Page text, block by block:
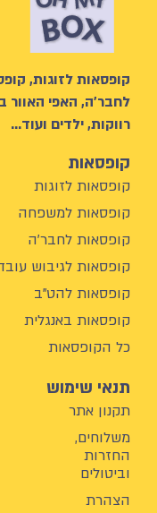
קופסאות לזוגות,
לחבר’ה, האפי האוור
רווקות, ילדים ועוד…
קופסאות
קופסאות לזוגות
קופסאות למשפחה
קופסאות לחבר'ה
קופסאות לגיבוש
קופסאות להט"ב
קופסאות באנגלית
כל הקופסאות
תנאי שימוש
תקנון אתר
משלוחים,
החזרות
וביטולים
הצהרת